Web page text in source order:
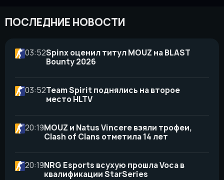
ПОСЛЕДНИЕ НОВОСТИ
03:52Spinx оценил титул MOUZ на BLAST
Bounty 2026
03:52Team Spirit поднялись на второе
место HLTV
20:19MOUZ и Natus Vincere взяли трофеи,
Clash of Clans отметила 14 лет
20:19NRG Esports всухую прошла Voca в
квалификации StarSeries